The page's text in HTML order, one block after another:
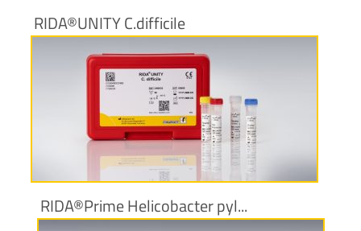
RIDA®UNITY C.difficile
Plus d’informations
RIDA®Prime Helicobacter pyl...